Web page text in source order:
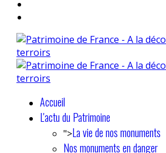
Accueil
L'actu du Patrimoine
">La vie de nos monuments
Nos monuments en danger